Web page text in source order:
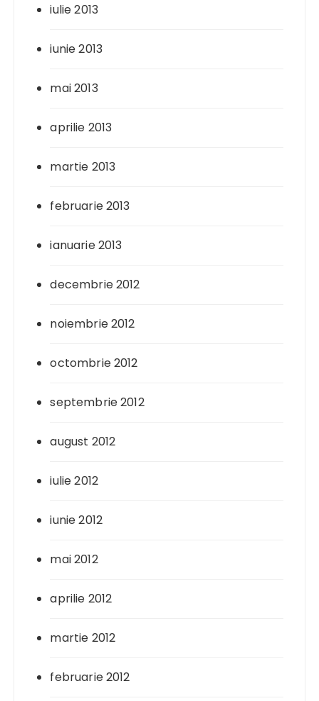
iulie 2013
iunie 2013
mai 2013
aprilie 2013
martie 2013
februarie 2013
ianuarie 2013
decembrie 2012
noiembrie 2012
octombrie 2012
septembrie 2012
august 2012
iulie 2012
iunie 2012
mai 2012
aprilie 2012
martie 2012
februarie 2012